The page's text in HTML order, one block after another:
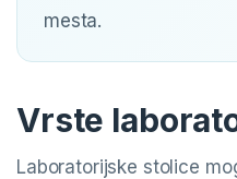
mesta.
Vrste
Laboratorijske stolice